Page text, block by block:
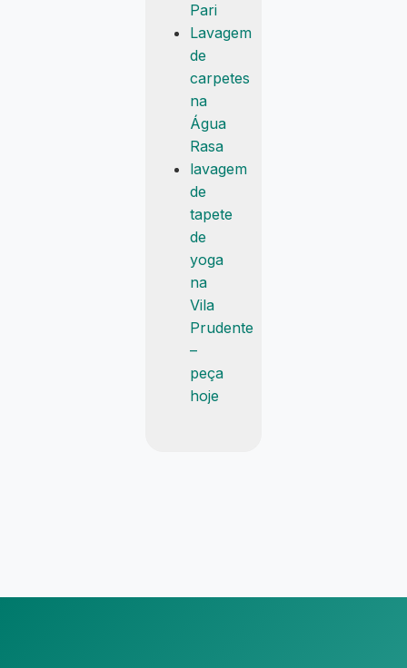
Pari
Lavagem
de
carpetes
na
Água
Rasa
lavagem
de
tapete
de
yoga
na
Vila
Prudente
–
peça
hoje